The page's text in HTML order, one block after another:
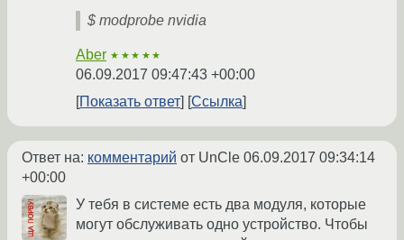
$ modprobe nvidia
Aber ★★★★★
06.09.2017 09:47:43 +00:00
Показать ответ
Ссылка
Ответ на: комментарий от UnCle 06.09.2017 09:34:14
+00:00
У тебя в системе есть два модуля, которые
могут обслуживать одно устройство. Чтобы